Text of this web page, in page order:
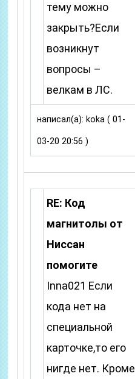
тему можно
закрыть?Если
возникнут
вопросы –
велкам в ЛС.
написал(а): koka ( 01-
03-20 20:56 )
RE: Код
магнитолы от
Ниссан
помогите
Inna021 Если
кода нет на
специальной
карточке,то его
нигде нет. Кроме